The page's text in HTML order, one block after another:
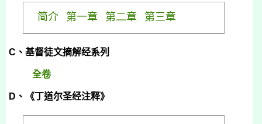
简介 第一章 第二章 第三章
C 、基督徒文摘解经系列
全卷
D 、《丁道尔圣经注释》